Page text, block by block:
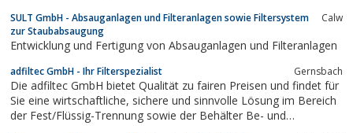
SULT GmbH - Absauganlagen und Filteranlagen sowie Filtersystem
zur Staubabsaugung
Calw
Entwicklung und Fertigung von Absauganlagen und Filteranlagen
adfiltec GmbH - Ihr Filterspezialist Gernsbach
Die adfiltec GmbH bietet Qualität zu fairen Preisen und findet für
Sie eine wirtschaftliche, sichere und sinnvolle Lösung im Bereich
der Fest/Flüssig-Trennung sowie der Behälter Be- und